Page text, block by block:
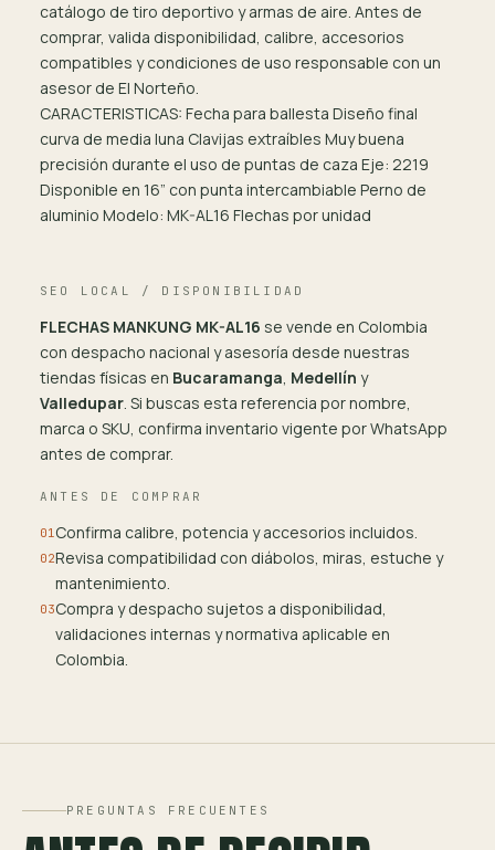
catálogo de tiro deportivo y armas de aire. Antes de
comprar, valida disponibilidad, calibre, accesorios
compatibles y condiciones de uso responsable con un
asesor de El Norteño.
CARACTERISTICAS: Fecha para ballesta Diseño final
curva de media luna Clavijas extraíbles Muy buena
precisión durante el uso de puntas de caza Eje: 2219
Disponible en 16” con punta intercambiable Perno de
aluminio Modelo: MK-AL16 Flechas por unidad
SEO LOCAL / DISPONIBILIDAD
FLECHAS MANKUNG MK-AL16 se vende en Colombia
con despacho nacional y asesoría desde nuestras
tiendas físicas en Bucaramanga, Medellín y
Valledupar. Si buscas esta referencia por nombre,
marca o SKU, confirma inventario vigente por WhatsApp
antes de comprar.
ANTES DE COMPRAR
01Confirma calibre, potencia y accesorios incluidos.
02Revisa compatibilidad con diábolos, miras, estuche y
mantenimiento.
03Compra y despacho sujetos a disponibilidad,
validaciones internas y normativa aplicable en
Colombia.
PREGUNTAS FRECUENTES